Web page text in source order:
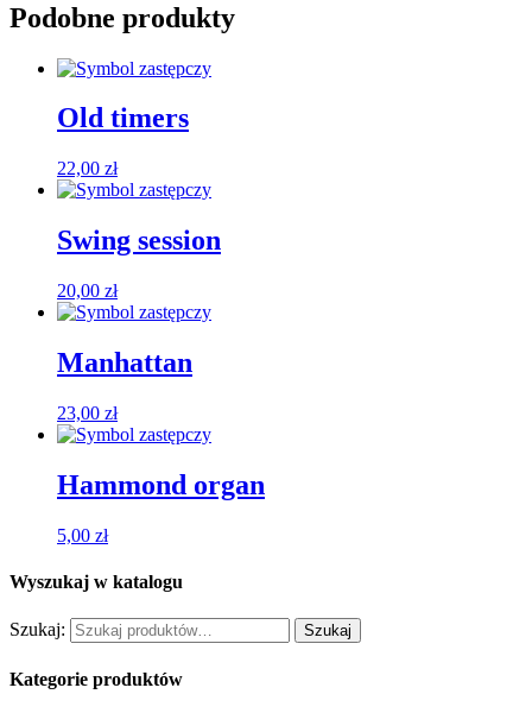
Podobne produkty
Old timers
22,00 zł
Swing session
20,00 zł
Manhattan
23,00 zł
Hammond organ
5,00 zł
Wyszukaj w katalogu
Szukaj: Szukaj
Kategorie produktów